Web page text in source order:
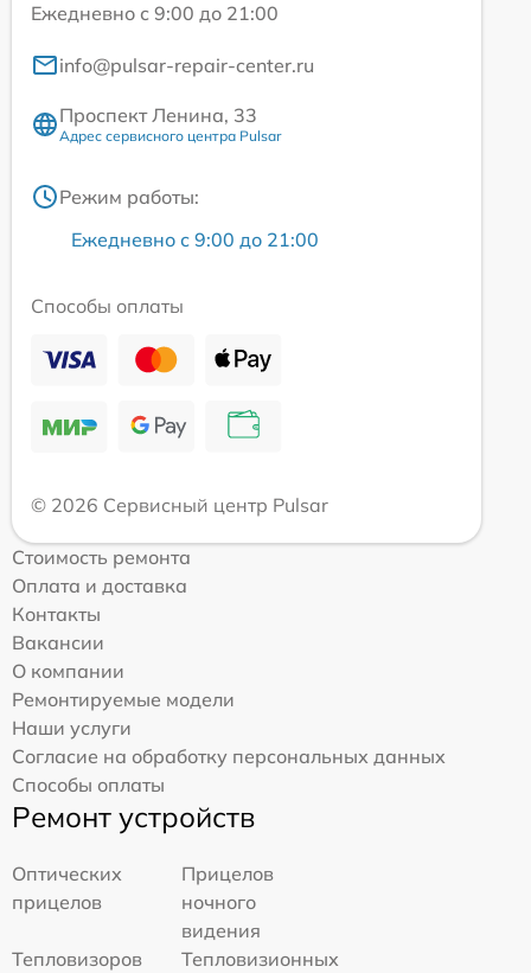
Ежедневно с 9:00 до 21:00
info@pulsar-repair-center.ru
Проспект Ленина, 33
Адрес сервисного центра Pulsar
Режим работы:
Ежедневно с 9:00 до 21:00
Способы оплаты
© 2026 Сервисный центр Pulsar
Стоимость ремонта
Оплата и доставка
Контакты
Вакансии
О компании
Ремонтируемые модели
Наши услуги
Согласие на обработку персональных данных
Способы оплаты
Ремонт устройств
Оптических
прицелов
Прицелов
ночного
видения
Тепловизоров
Тепловизионных